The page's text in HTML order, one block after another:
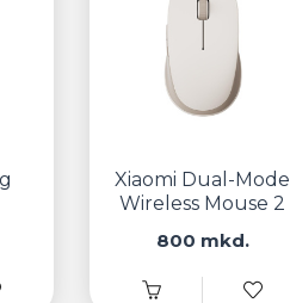
Xiaomi Dual-Mode
Wireless Mouse 2
800 mkd.